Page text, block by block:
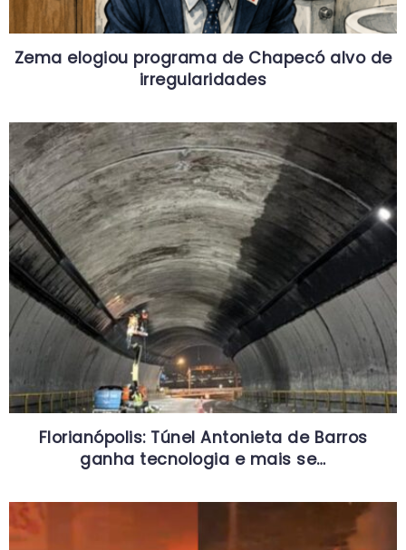
Zema elogiou programa de Chapecó alvo de
irregularidades
Florianópolis: Túnel Antonieta de Barros
ganha tecnologia e mais se…